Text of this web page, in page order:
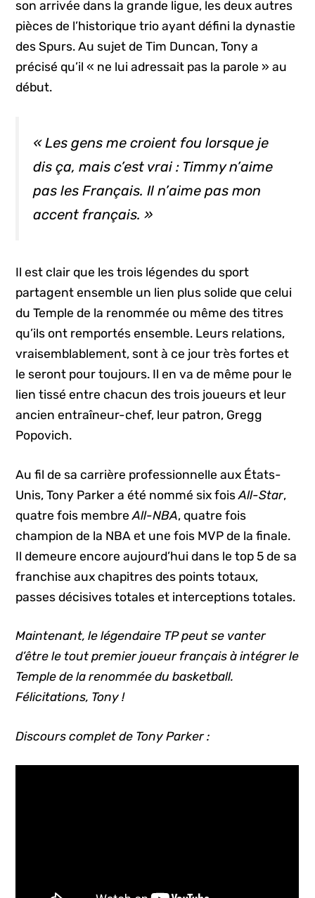
son arrivée dans la grande ligue, les deux autres
pièces de l’historique trio ayant défini la dynastie
des Spurs. Au sujet de Tim Duncan, Tony a
précisé qu’il « ne lui adressait pas la parole » au
début.
« Les gens me croient fou lorsque je
dis ça, mais c’est vrai : Timmy n’aime
pas les Français. Il n’aime pas mon
accent français. »
Il est clair que les trois légendes du sport
partagent ensemble un lien plus solide que celui
du Temple de la renommée ou même des titres
qu’ils ont remportés ensemble. Leurs relations,
vraisemblablement, sont à ce jour très fortes et
le seront pour toujours. Il en va de même pour le
lien tissé entre chacun des trois joueurs et leur
ancien entraîneur-chef, leur patron, Gregg
Popovich.
Au fil de sa carrière professionnelle aux États-
Unis, Tony Parker a été nommé six foisAll-Star,
quatre fois membreAll-NBA, quatre fois
champion de la NBA et une fois MVP de la finale.
Il demeure encore aujourd’hui dans le top 5 de sa
franchise aux chapitres des points totaux,
passes décisives totales et interceptions totales.
Maintenant, le légendaire TP peut se vanter
d’être le tout premier joueur français à intégrer le
Temple de la renommée du basketball.
Félicitations, Tony !
Discours complet de Tony Parker :